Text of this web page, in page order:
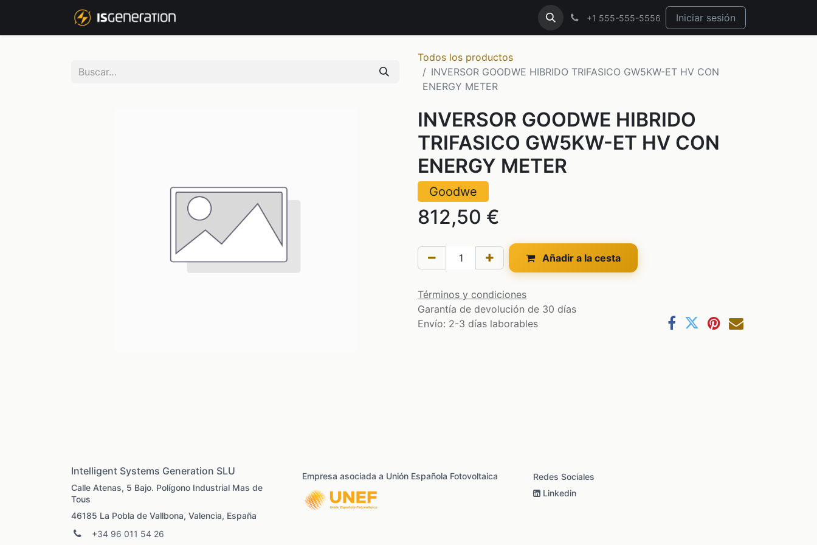
+1 555-555-5556 Iniciar sesión
Todos los productos
INVERSOR GOODWE HIBRIDO TRIFASICO GW5KW-ET HV CON
ENERGY METER
INVERSOR GOODWE HIBRIDO
TRIFASICO GW5KW-ET HV CON
ENERGY METER
Goodwe
812,50 €
Añadir a la cesta
Términos y condiciones
Garantía de devolución de 30 días
Envío: 2-3 días laborables
Intelligent Systems Generation SLU
Calle Atenas, 5 Bajo. Polígono Industrial Mas de
Tous
46185 La Pobla de Vallbona, Valencia, España
+34 96 011 54 26
Empresa asociada a Unión Española Fotovoltaica
Redes Sociales
Linkedin